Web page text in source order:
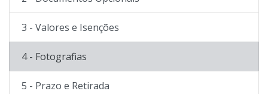
3 - Valores e Isenções
4 - Fotografias
5 - Prazo e Retirada